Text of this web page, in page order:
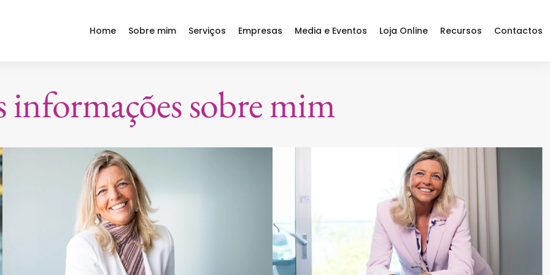
Home Sobre mim Serviços Empresas Media e Eventos Loja Online Recursos Contactos
informações sobre mim